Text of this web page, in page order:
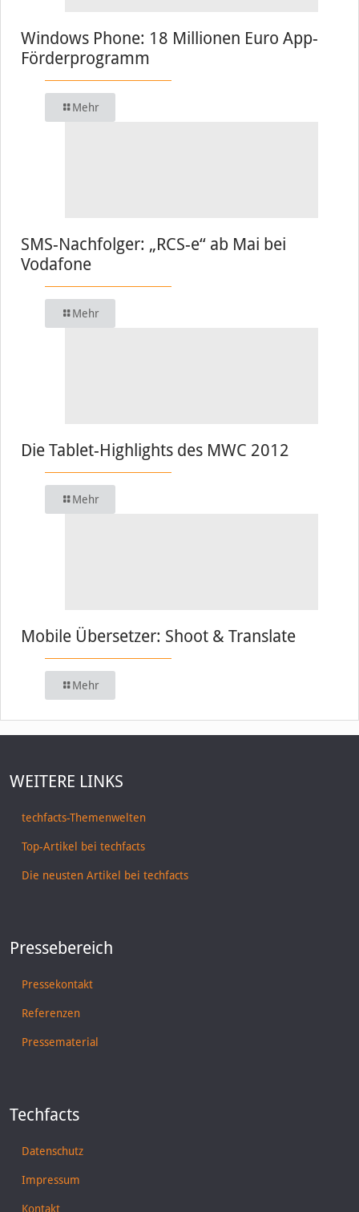
Windows Phone: 18 Millionen Euro App-
Förderprogramm
Mehr
SMS-Nachfolger: „RCS-e“ ab Mai bei
Vodafone
Mehr
Die Tablet-Highlights des MWC 2012
Mehr
Mobile Übersetzer: Shoot & Translate
Mehr
WEITERE LINKS
techfacts-Themenwelten
Top-Artikel bei techfacts
Die neusten Artikel bei techfacts
Pressebereich
Pressekontakt
Referenzen
Pressematerial
Techfacts
Datenschutz
Impressum
Kontakt